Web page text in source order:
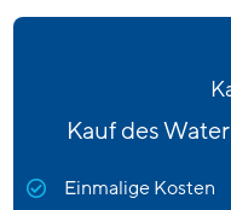
Kauf des
Einmalige Kosten